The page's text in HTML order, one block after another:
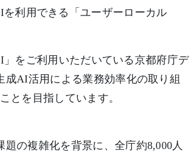
を利用できる「ユーザーローカル
をご利用いただいている京都府庁デ
成AI活用による業務効率化の取り組
とを目指しています。
の複雑化を背景に、全庁約8,000人